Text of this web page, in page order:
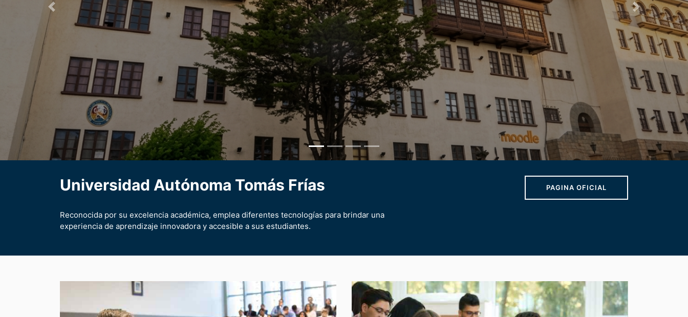
Previous Next
Universidad Autónoma Tomás Frías
Reconocida por su excelencia académica, emplea diferentes tecnologías para brindar una
experiencia de aprendizaje innovadora y accesible a sus estudiantes.
PAGINA OFICIAL